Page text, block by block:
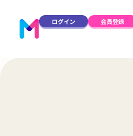
ログイン 会員登録